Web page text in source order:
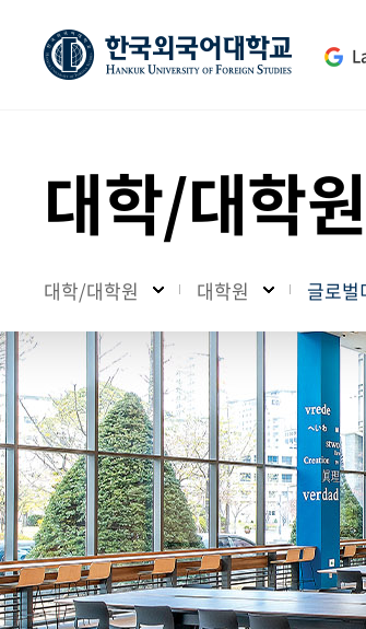
대학/대학원
대학/대학원 대학원 글로벌